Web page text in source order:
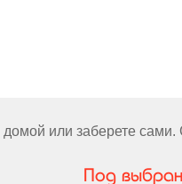
или заберете сами.
Под